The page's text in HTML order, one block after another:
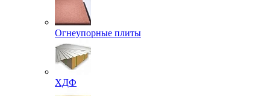
Огнеупорные плиты
ХДФ